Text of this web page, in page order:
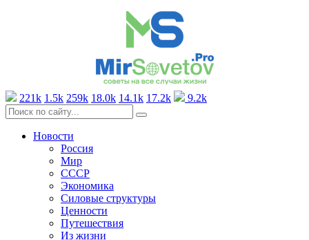
221k 1.5k 259k 18.0k 14.1k 17.2k 9.2k
Новости
Россия
Мир
СССР
Экономика
Силовые структуры
Ценности
Путешествия
Из жизни